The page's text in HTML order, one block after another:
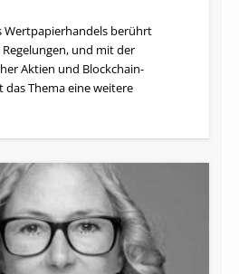
Wertpapierhandels berührt
und mit der
Aktien und Blockchain-
Thema eine weitere